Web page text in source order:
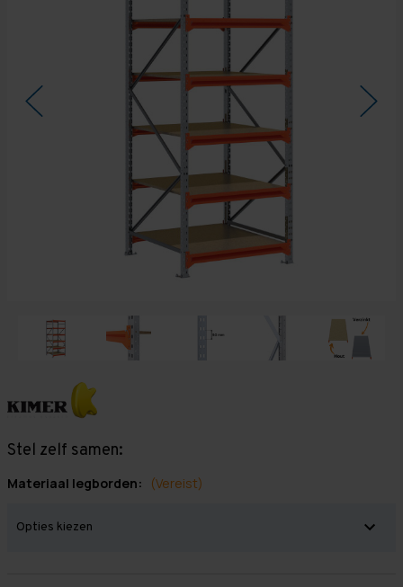
Stel zelf samen:
Materiaal legborden: (Vereist)